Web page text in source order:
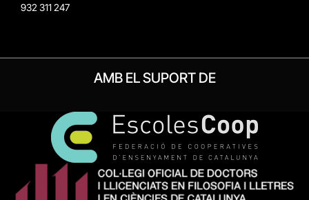
932 311 247
AMB EL SUPORT DE